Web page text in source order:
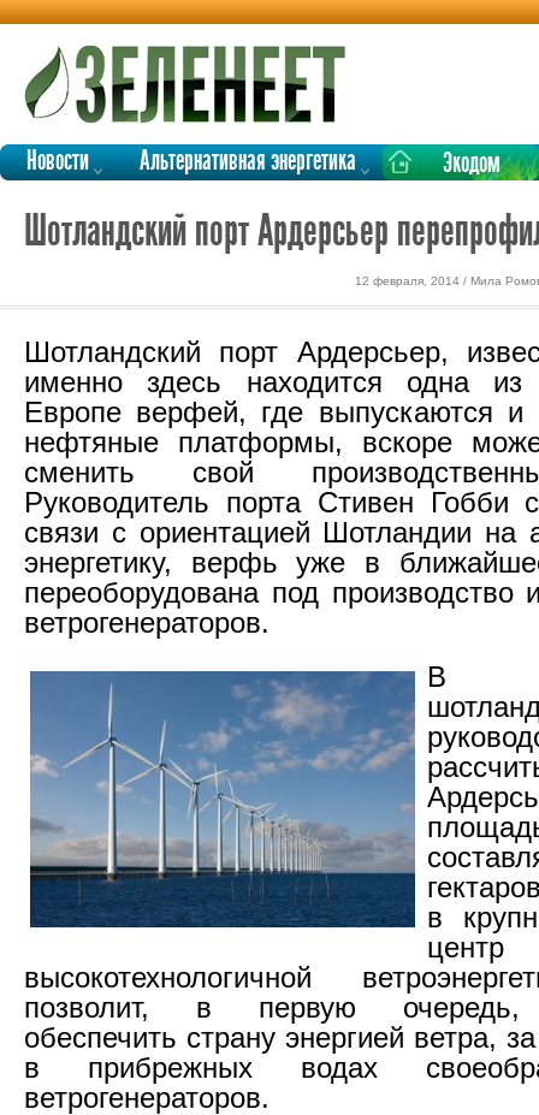
Новости Альтернативная энергетика Экодом
Шотландский порт Ардерсьер
12 февраля, 2014 / Мила
Шотландский порт Ардерсьер,
именно здесь находится одна
Европе верфей, где выпускаются и
нефтяные платформы, вскоре
сменить свой
Руководитель порта Стивен Гобби
связи с ориентацией Шотландии на
энергетику, верфь уже в
переоборудована под производство
ветрогенераторов.
В
в
высокотехнологичной
позволит, в первую очередь,
обеспечить страну энергией ветра,
в прибрежных водах
ветрогенераторов.